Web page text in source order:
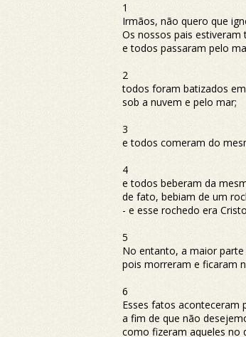
1
Irmãos, não quero que
Os nossos pais
e todos passaram pelo
2
todos foram batizados
sob a nuvem e pelo mar;
3
e todos comeram do
4
e todos beberam da
de fato, bebiam de um
- e esse rochedo era
5
No entanto, a maior
pois morreram e ficaram
6
Esses fatos aconteceram
a fim de que não
como fizeram aqueles no